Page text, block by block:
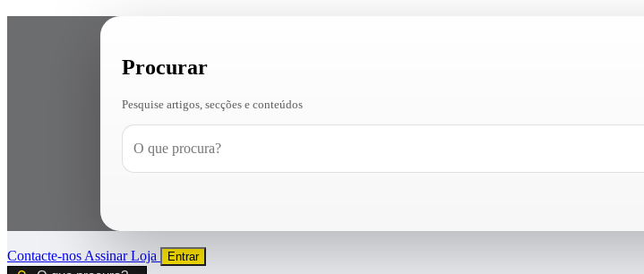
Procurar
Pesquise artigos, secções e conteúdos
Contacte-nos AssinarLoja Entrar